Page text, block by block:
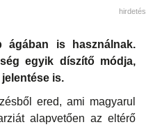
hirdetés
ágában is használnak.
egyik díszítő módja,
is.
ered, ami magyarul
alapvetően az eltérő